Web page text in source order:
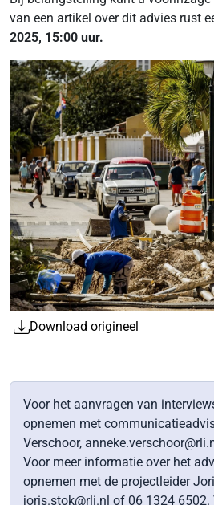
van een artikel over dit advies rust
2025, 15:00 uur.
Download origineel
Voor het aanvragen van
opnemen met
Verschoor,
Voor meer informatie over het
opnemen met de projectleider
joris.stok@rli.nl of 06 1324